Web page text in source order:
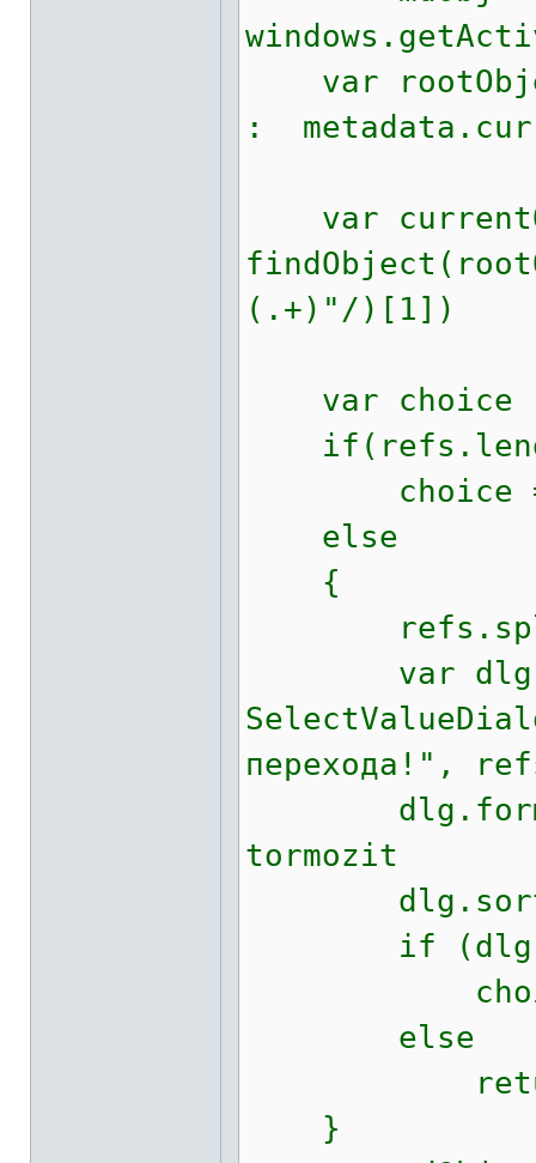
var
:
var
(.+)"/)[1])
var choice
if(refs.length
choice =
else
{
var dlg =
перехода!",
tormozit
if
choice =
else
return
}